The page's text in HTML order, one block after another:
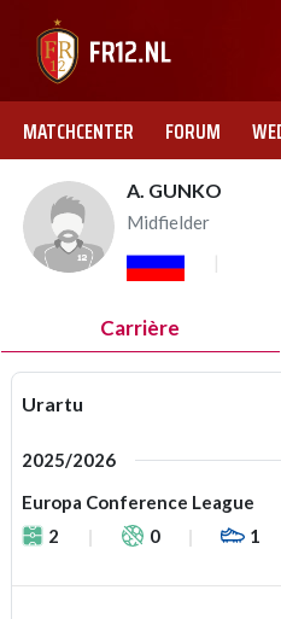
MATCHCENTER FORUM
A. GUNKO
Midfielder
Carrière
Urartu
2025/2026
Europa Conference League
2
0 1